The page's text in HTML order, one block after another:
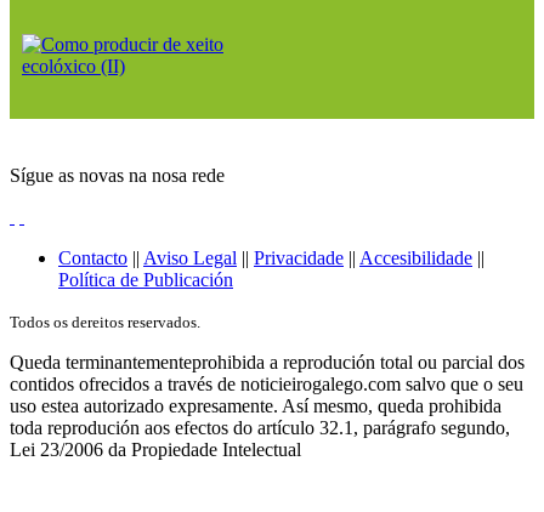
Sígue as novas na nosa rede
Contacto || Aviso Legal || Privacidade || Accesibilidade ||
Política de Publicación
Todos os dereitos reservados.
Queda terminantementeprohibida a reprodución total ou parcial dos
contidos ofrecidos a través de noticieirogalego.com salvo que o seu
uso estea autorizado expresamente. Así mesmo, queda prohibida
toda reprodución aos efectos do artículo 32.1, parágrafo segundo,
Lei 23/2006 da Propiedade Intelectual